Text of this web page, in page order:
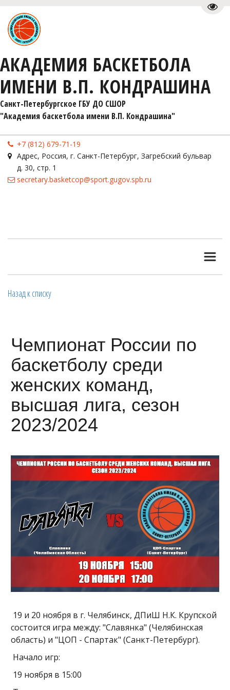
АКАДЕМИЯ БАСКЕТБОЛА
ИМЕНИ В.П. КОНДРАШИНА
Санкт-Петербургское ГБУ ДО СШОР
"Академия баскетбола имени В.П. Кондрашина"
+7 (812) 679-71-19
Адрес, Россия, г. Санкт-Петербург, Загребский бульвар
д. 30, стр. 1
secretary.basketcop@sport.gugov.spb.ru
Назад к списку
Чемпионат России по
баскетболу среди
женских команд,
высшая лига, сезон
2023/2024
19 и 20 ноября в г. Челябинск, ДПиШ Н.К. Крупской
состоится игра между: "Славянка" (Челябинская
область) и "ЦОП - Спартак" (Санкт-Петербург).
Начало игр:
19 ноября в 15:00